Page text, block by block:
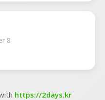
8
https://2days.kr